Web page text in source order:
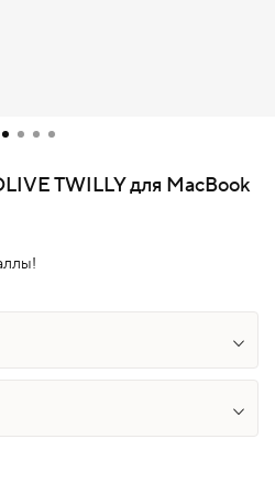
TWILLY для MacBook